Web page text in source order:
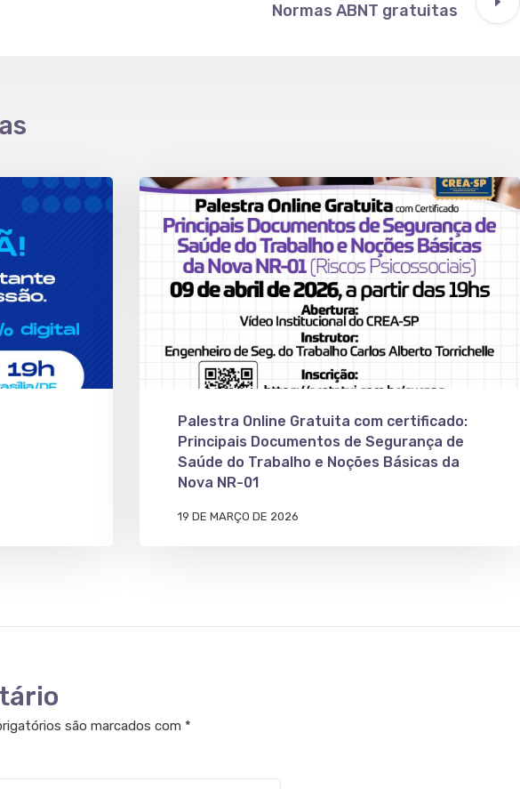
Normas ABNT gratuitas
Palestra Online Gratuita com certificado:
Principais Documentos de Segurança de
Saúde do Trabalho e Noções Básicas da
Nova NR-01
19 DE MARÇO DE 2026
são marcados com *